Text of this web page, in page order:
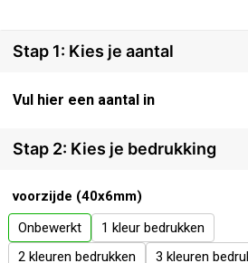
Stap 1: Kies je aantal
Vul hier een aantal in
Stap 2: Kies je bedrukking
voorzijde (40x6mm)
Onbewerkt
1
2
3